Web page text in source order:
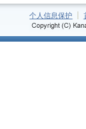
个人信息保护